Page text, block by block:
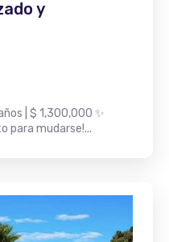
y
| $ 1,300,000 ✨
para mudarse!...